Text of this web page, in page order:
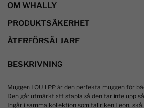
OM WHALLY
PRODUKTSÄKERHET
ÅTERFÖRSÄLJARE
BESKRIVNING
Muggen LOU i PP är den perfekta muggen för
Den går utmärkt att stapla så den tar inte upp
Ingår i samma kollektion som tallriken Leon,